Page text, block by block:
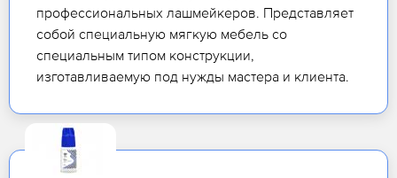
профессиональных лашмейкеров. Представляет
собой специальную мягкую мебель со
специальным типом конструкции,
изготавливаемую под нужды мастера и клиента.